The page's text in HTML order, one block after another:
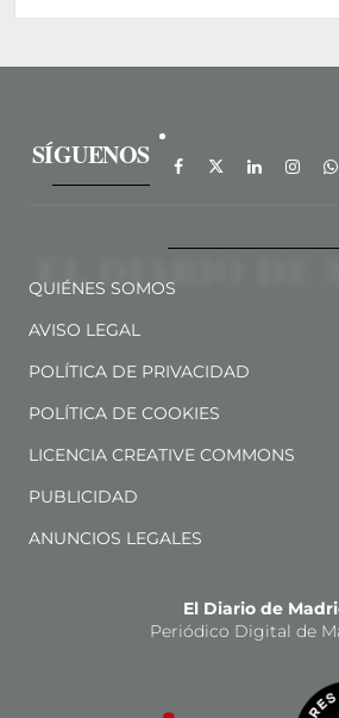
SÍGUENOS
QUIÉNES SOMOS
AVISO LEGAL
POLÍTICA DE PRIVACIDAD
POLÍTICA DE COOKIES
LICENCIA CREATIVE COMMONS
PUBLICIDAD
ANUNCIOS LEGALES
El Diario de
Periódico Digital de